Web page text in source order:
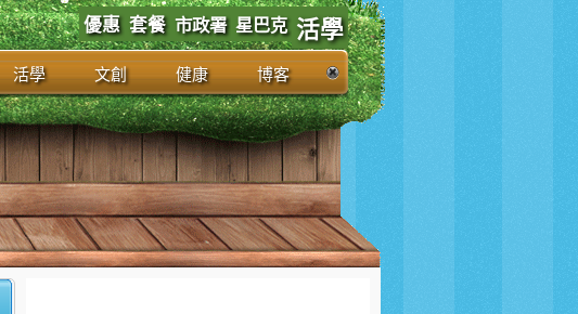
優惠 套餐 市政署 星巴克 活學
活學 文創 健康 博客